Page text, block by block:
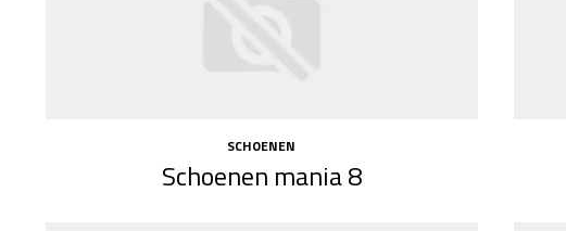
SCHOENEN
Schoenen mania 8